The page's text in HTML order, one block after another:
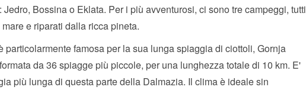
Jedro, Bossina o Eklata. Per i più avventurosi, ci sono tre campeggi, tutti
e riparati dalla ricca pineta.
particolarmente famosa per la sua lunga spiaggia di ciottoli, Gornja
da 36 spiagge più piccole, per una lunghezza totale di 10 km. E'
più lunga di questa parte della Dalmazia. Il clima è ideale sin